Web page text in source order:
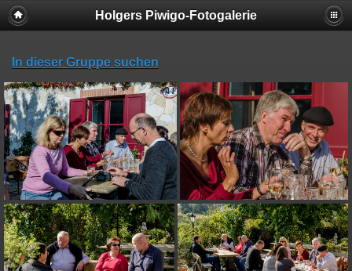
Holgers Piwigo-Fotogalerie
In dieser Gruppe suchen